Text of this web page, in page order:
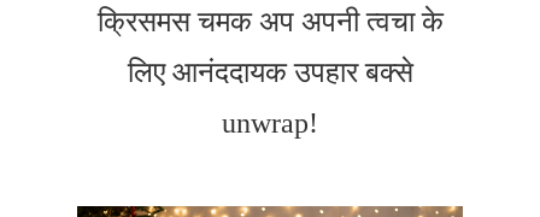
क्रिसमस चमक अप अपनी त्वचा के
लिए आनंददायक उपहार बक्से
unwrap!